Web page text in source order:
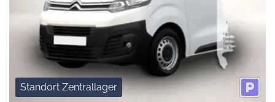
Standort Zentrallager